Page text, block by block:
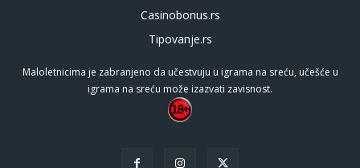
Casinobonus.rs
Tipovanje.rs
Maloletnicima je zabranjeno da učestvuju u igrama na sreću, učešće u
igrama na sreću može izazvati zavisnost.